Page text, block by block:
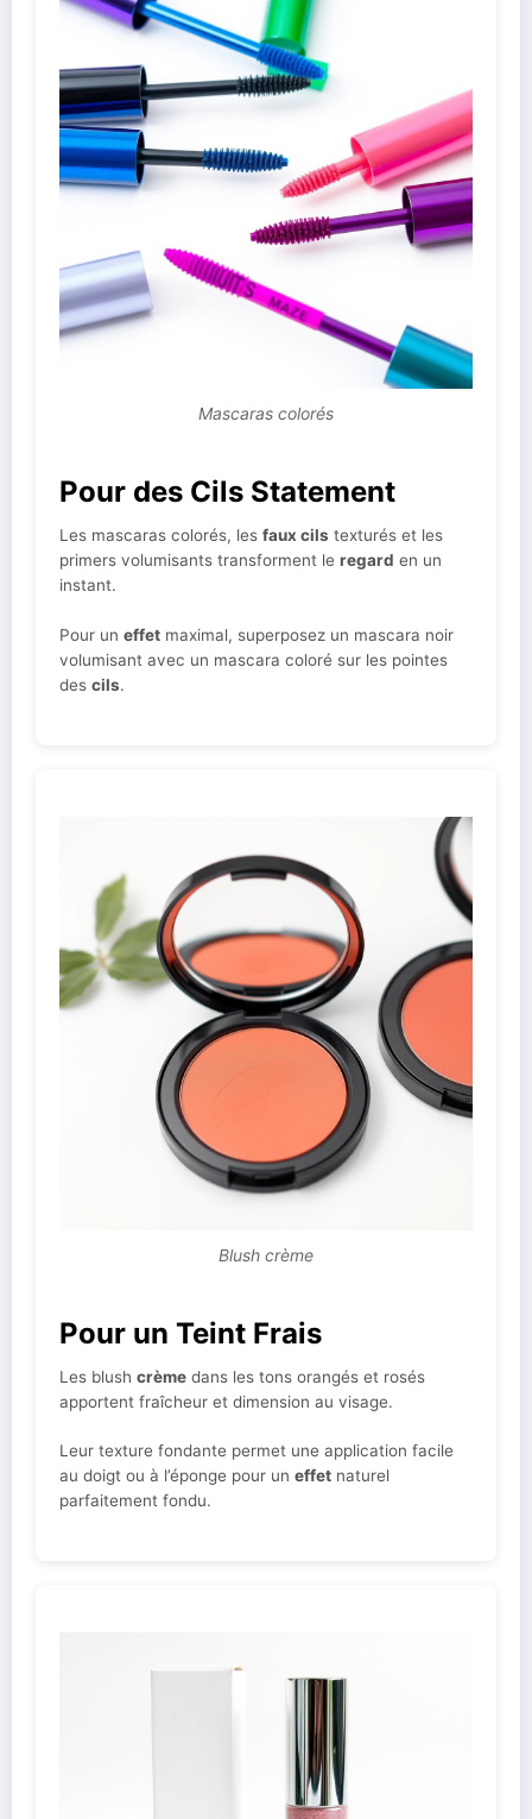
Mascaras colorés
Pour des Cils Statement
Les mascaras colorés, les faux cils texturés et les
primers volumisants transforment le regard en un
instant.
Pour un effet maximal, superposez un mascara noir
volumisant avec un mascara coloré sur les pointes
des cils.
Blush crème
Pour un Teint Frais
Les blush crème dans les tons orangés et rosés
apportent fraîcheur et dimension au visage.
Leur texture fondante permet une application facile
au doigt ou à l’éponge pour un effet naturel
parfaitement fondu.